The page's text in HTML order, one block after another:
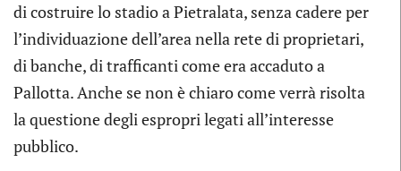
di costruire lo stadio a Pietralata, senza cadere per
l’individuazione dell’area nella rete di proprietari,
di banche, di trafficanti come era accaduto a
Pallotta. Anche se non è chiaro come verrà risolta
la questione degli espropri legati all’interesse
pubblico.